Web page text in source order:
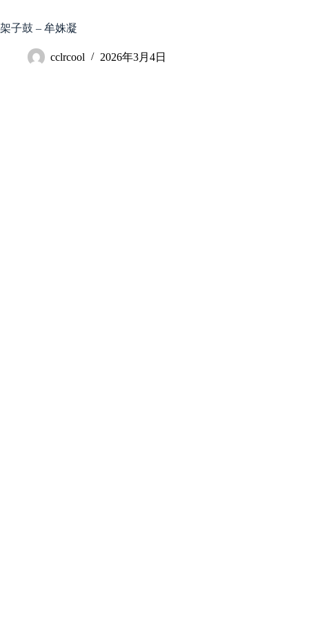
至
内
架子鼓 – 牟姝凝
cclrcool 2026年3月4日